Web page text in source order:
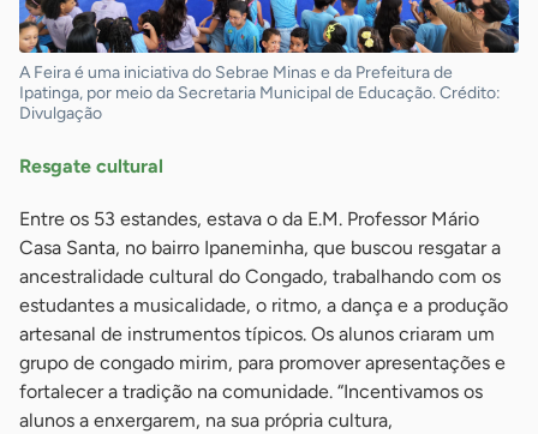
A Feira é uma iniciativa do Sebrae Minas e da Prefeitura de
Ipatinga, por meio da Secretaria Municipal de Educação. Crédito:
Divulgação
Resgate cultural
Entre os 53 estandes, estava o da E.M. Professor Mário
Casa Santa, no bairro Ipaneminha, que buscou resgatar a
ancestralidade cultural do Congado, trabalhando com os
estudantes a musicalidade, o ritmo, a dança e a produção
artesanal de instrumentos típicos. Os alunos criaram um
grupo de congado mirim, para promover apresentações e
fortalecer a tradição na comunidade. “Incentivamos os
alunos a enxergarem, na sua própria cultura,